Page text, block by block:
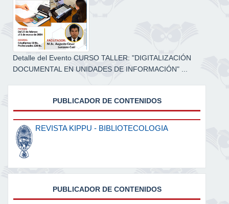
Detalle del Evento CURSO TALLER: "DIGITALIZACIÓN
DOCUMENTAL EN UNIDADES DE INFORMACIÓN" ...
PUBLICADOR DE CONTENIDOS
REVISTA KIPPU - BIBLIOTECOLOGIA
PUBLICADOR DE CONTENIDOS